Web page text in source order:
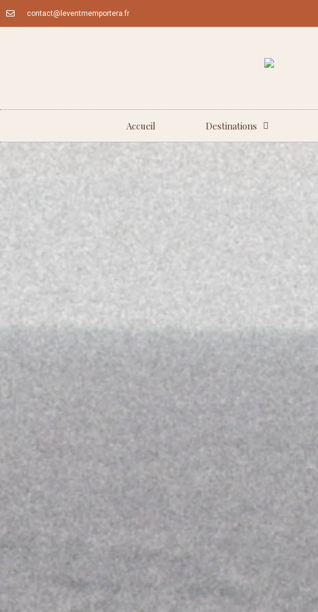
contact@leventmemportera.fr
Accueil Destinations